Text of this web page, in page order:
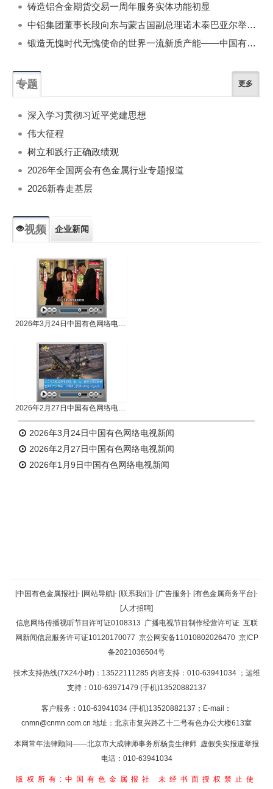
铸造铝合金期货交易一周年服务实体功能初显
中铝集团董事长段向东与蒙古国副总理诺木泰巴亚尔举行会谈
锻造无愧时代无愧使命的世界一流新质产能——中国有色金属工业的战略应对与破局之道（二）
专题 更多
深入学习贯彻习近平党建思想
伟大征程
树立和践行正确政绩观
2026年全国两会有色金属行业专题报道
2026新春走基层
视频 企业新闻
2026年3月24日中国有色网络电视新闻
2026年2月27日中国有色网络电视新闻
2026年3月24日中国有色网络电视新闻
2026年2月27日中国有色网络电视新闻
2026年1月9日中国有色网络电视新闻
返回顶部
返回首页
[中国有色金属报社]- [网站导航]- [联系我们]- [广告服务]- [有色金属商务平台]-
[人才招聘]
信息网络传播视听节目许可证0108313 广播电视节目制作经营许可证 互联
网新闻信息服务许可证10120170077 京公网安备11010802026470 京ICP
备2021036504号
技术支持热线(7X24小时)：13522111285 内容支持：010-63941034 ；运维
支持：010-63971479 (手机)13520882137
客户服务：010-63941034 (手机)13520882137；E-mail：
cnmn@cnmn.com.cn 地址：北京市复兴路乙十二号有色办公大楼613室
本网常年法律顾问——北京市大成律师事务所杨贵生律师 虚假失实报道举报
电话：010-63941034
版权所有:中国有色金属报社 未经书面授权禁止使